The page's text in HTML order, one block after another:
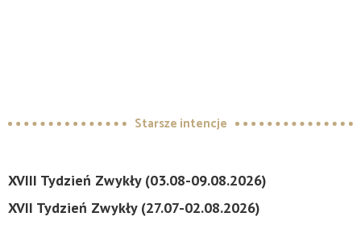
Starsze intencje
XVIII Tydzień Zwykły (03.08-09.08.2026)
XVII Tydzień Zwykły (27.07-02.08.2026)